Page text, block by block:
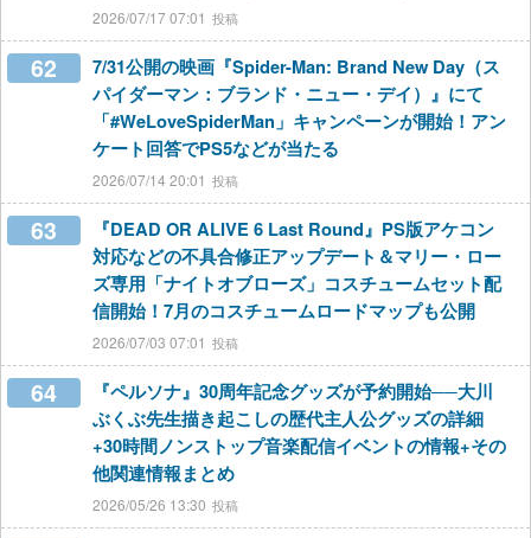
2026/07/17 07:01
62
7/31公開の映画『Spider-Man: Brand New Day（ス
パイダーマン：ブランド・ニュー・デイ）』にて
「#WeLoveSpiderMan」キャンペーンが開始！アン
ケート回答でPS5などが当たる
2026/07/14 20:01
63
『DEAD OR ALIVE 6 Last Round』PS版アケコン
対応などの不具合修正アップデート＆マリー・ロー
ズ専用「ナイトオブローズ」コスチュームセット配
信開始！7月のコスチュームロードマップも公開
2026/07/03 07:01
64
『ペルソナ』30周年記念グッズが予約開始──大川
ぶくぶ先生描き起こしの歴代主人公グッズの詳細
+30時間ノンストップ音楽配信イベントの情報+その
他関連情報まとめ
2026/05/26 13:30